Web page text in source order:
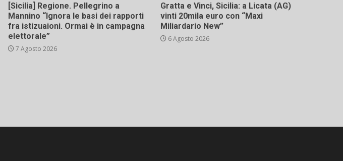
[Sicilia] Regione. Pellegrino a
Mannino “Ignora le basi dei rapporti
fra istizuaioni. Ormai è in campagna
elettorale”
7 Agosto 2026
Gratta e Vinci, Sicilia: a Licata (AG)
vinti 20mila euro con “Maxi
Miliardario New”
6 Agosto 2026